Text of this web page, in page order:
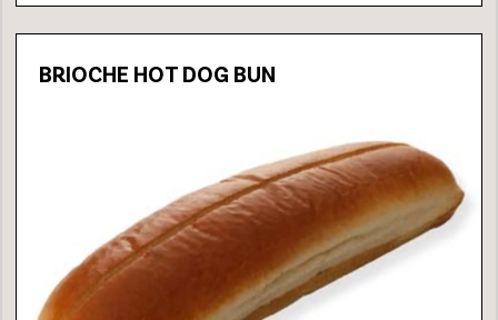
BRIOCHE HOT DOG BUN